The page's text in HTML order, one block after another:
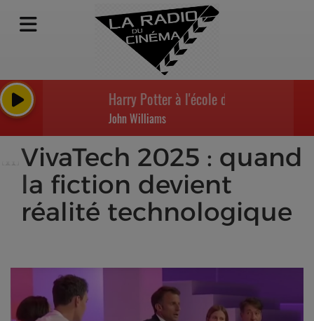
Harry Potter à l'école des sorciers -
John Williams
VivaTech 2025 : quand
la fiction devient
réalité technologique